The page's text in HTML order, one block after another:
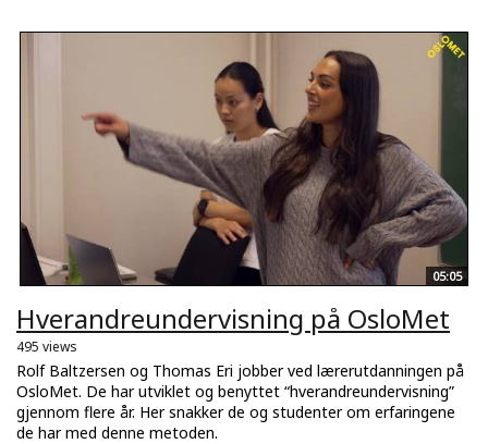
05:05
Hverandreundervisning på OsloMet
495 views
Rolf Baltzersen og Thomas Eri jobber ved lærerutdanningen på
OsloMet. De har utviklet og benyttet “hverandreundervisning”
gjennom flere år. Her snakker de og studenter om erfaringene
de har med denne metoden.